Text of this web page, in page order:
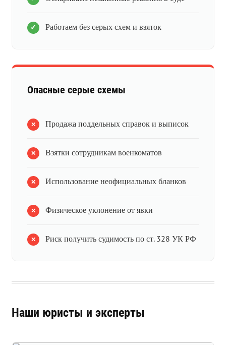
Работаем без серых схем и взяток
Опасные серые схемы
Продажа поддельных справок и выписок
Взятки сотрудникам военкоматов
Использование неофициальных бланков
Физическое уклонение от явки
Риск получить судимость по ст. 328 УК РФ
Наши юристы и эксперты